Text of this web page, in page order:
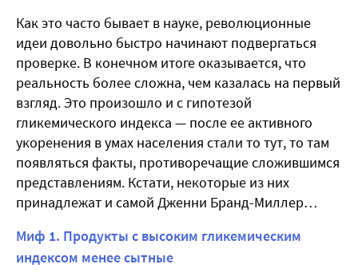
Как это часто бывает в науке, революционные
идеи довольно быстро начинают подвергаться
проверке. В конечном итоге оказывается, что
реальность более сложна, чем казалась на первый
взгляд. Это произошло и с гипотезой
гликемического индекса — после ее активного
укоренения в умах населения стали то тут, то там
появляться факты, противоречащие сложившимся
представлениям. Кстати, некоторые из них
принадлежат и самой Дженни Бранд-Миллер…
Миф 1. Продукты с высоким гликемическим
индексом менее сытные